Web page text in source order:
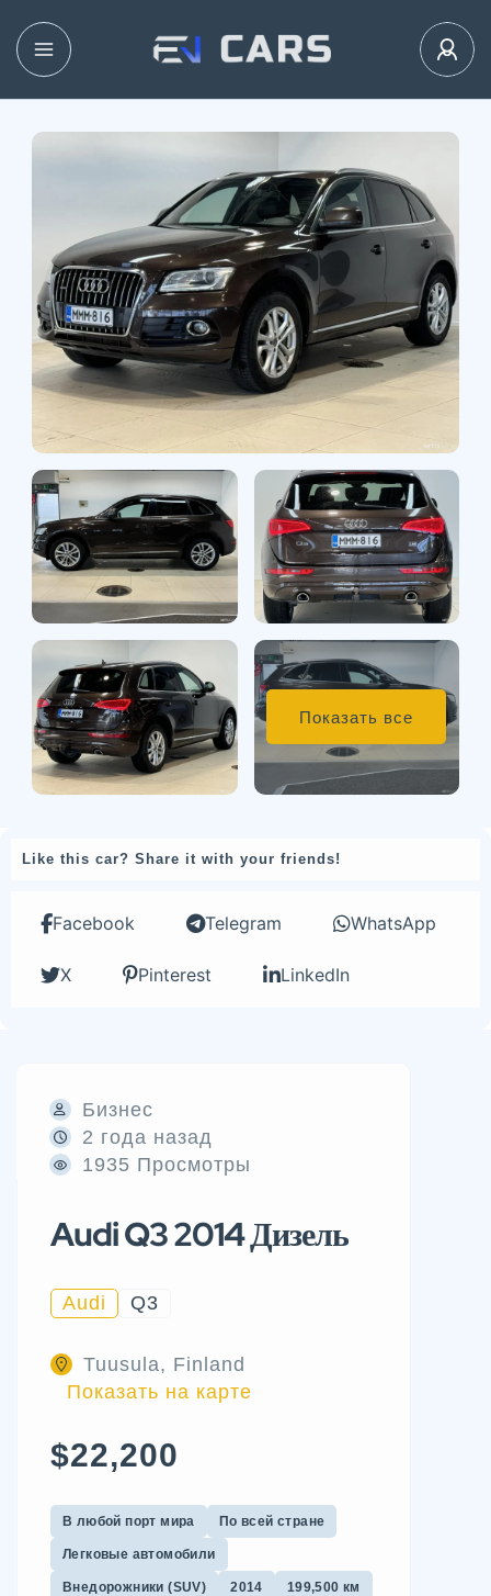
Показать все
Like this car? Share it with your friends!
Facebook Telegram WhatsApp
X Pinterest LinkedIn
Бизнес
2 года назад
1935 Просмотры
Audi Q3 2014 Дизель
Audi Q3
Tuusula, Finland
Показать на карте
$22,200
В любой порт мира По всей стране
Легковые автомобили
Внедорожники (SUV) 2014 199,500 км